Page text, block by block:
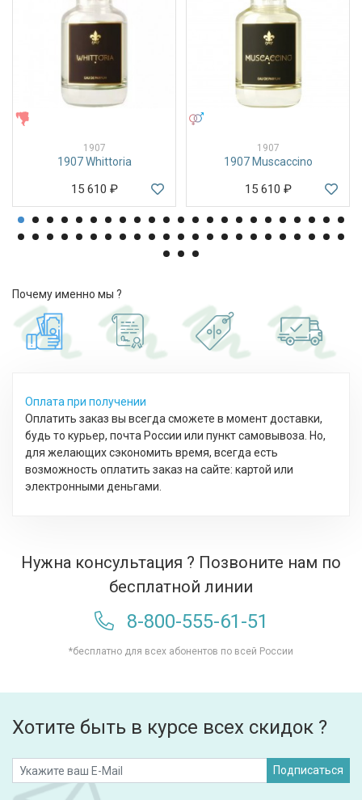
1907
1907 Whittoria
15 610 ₽
1907
1907 Muscaccino
15 610 ₽
Почему именно мы ?
Оплата при получении
Оплатить заказ вы всегда сможете в момент доставки,
будь то курьер, почта России или пункт самовывоза. Но,
для желающих сэкономить время, всегда есть
возможность оплатить заказ на сайте: картой или
электронными деньгами.
Нужна консультация ? Позвоните нам по
бесплатной линии
8-800-555-61-51
*бесплатно для всех абонентов по всей России
Хотите быть в курсе всех скидок ?
Подписаться